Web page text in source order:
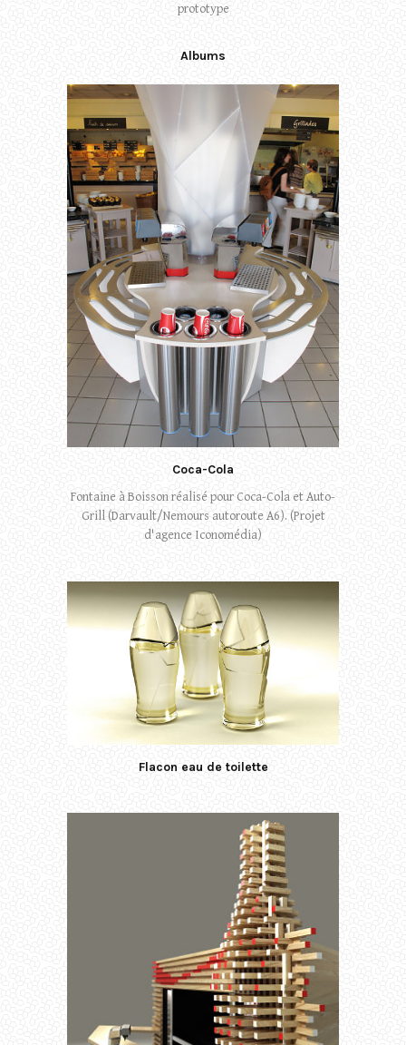
prototype
Albums
Coca-Cola
Fontaine à Boisson réalisé pour Coca-Cola et Auto-
Grill (Darvault/Nemours autoroute A6). (Projet
d'agence Iconomédia)
Flacon eau de toilette